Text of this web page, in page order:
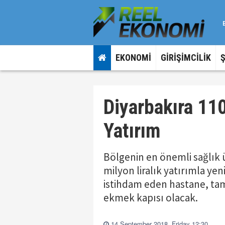
EKONOMİ GİRİŞİMCİLİK
Diyarbakıra
Yatırım
Bölgenin en önemli sağlık
milyon liralık yatırımla
istihdam eden hastane,
ekmek kapısı olacak.